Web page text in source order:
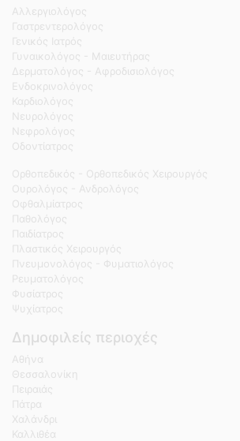
Αλλεργιολόγος
Γαστρεντερολόγος
Γενικός Ιατρός
Γυναικολόγος - Μαιευτήρας
Δερματολόγος - Αφροδισιολόγος
Ενδοκρινολόγος
Καρδιολόγος
Νευρολόγος
Νεφρολόγος
Οδοντίατρος
Ορθοπεδικός - Ορθοπεδικός Χειρουργός
Ουρολόγος - Ανδρολόγος
Οφθαλμίατρος
Παθολόγος
Παιδίατρος
Πλαστικός Χειρουργός
Πνευμονολόγος - Φυματιολόγος
Ρευματολόγος
Φυσίατρος
Ψυχίατρος
Δημοφιλείς περιοχές
Αθήνα
Θεσσαλονίκη
Πειραιάς
Πάτρα
Χαλάνδρι
Καλλιθέα